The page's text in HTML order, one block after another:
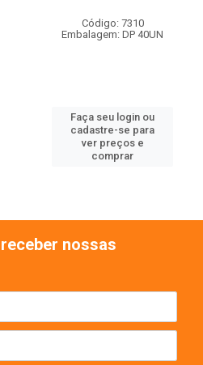
Código: 7310
Embalagem: DP 40UN
Faça seu login ou
cadastre-se para
ver preços e
comprar
nossas